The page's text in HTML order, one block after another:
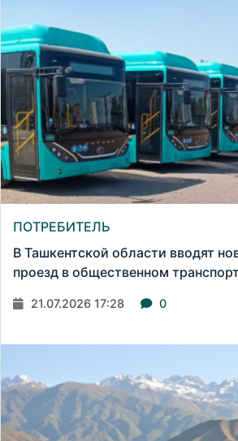
ПОТРЕБИТЕЛЬ
В Ташкентской области вводят
проезд в общественном
21.07.2026 17:28 0